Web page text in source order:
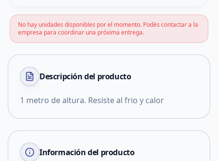
No hay unidades disponibles por el momento. Podés contactar a la
empresa para coordinar una próxima entrega.
Descripción del producto
1 metro de altura. Resiste al frio y calor
Información del producto